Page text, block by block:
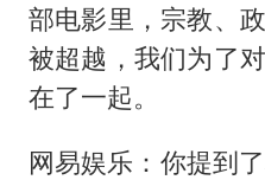
部电影里，宗教、
被超越，我们为了
在了一起。
网易娱乐：你提到